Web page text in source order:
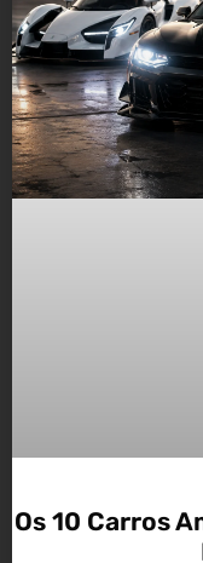
Os 10 Carros